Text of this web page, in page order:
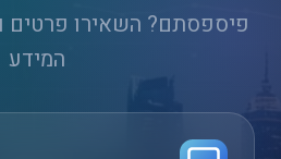
פיספסתם? השאירו פרטים
המידע